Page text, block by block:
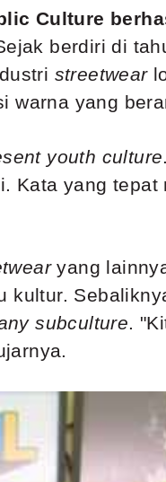
Culture
berdiri di
streetwear
warna yang
youth culture
Kata yang tepat
yang
kultur.
subculture.